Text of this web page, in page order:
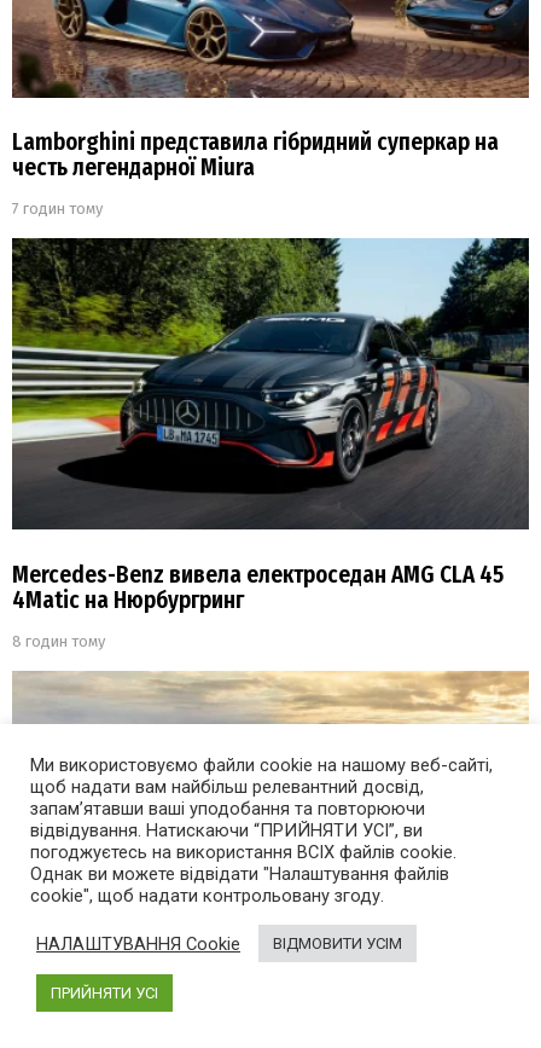
Lamborghini представила гібридний суперкар на
честь легендарної Miura
7 годин тому
Mercedes-Benz вивела електроседан AMG CLA 45
4Matic на Нюрбургринг
8 годин тому
Ринок нових авто в Україні у липні обвалився: які
Ми використовуємо файли cookie на нашому веб-сайті,
щоб надати вам найбільш релевантний досвід,
запам’ятавши ваші уподобання та повторюючи
відвідування. Натискаючи “ПРИЙНЯТИ УСІ”, ви
погоджуєтесь на використання ВСІХ файлів cookie.
Однак ви можете відвідати "Налаштування файлів
cookie", щоб надати контрольовану згоду.
НАЛАШТУВАННЯ Cookie ВІДМОВИТИ УСІМ
ПРИЙНЯТИ УСІ